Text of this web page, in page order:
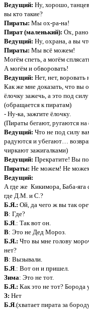
Ведущий: Ну, хорошо,
вы кто такие?
Пираты: Мы ох-ра-на!
Пират (маленький): Ох, рано
Ведущий: Ну, охрана, а вы
Пираты: Мы всё можем!
Могём спеть, а могём
А могём и обворовать!
Ведущий: Нет, нет, воровать
Как же мне доказать, что вы
ёлочку зажечь, а это под
(обращается к пиратам)
- Ну-ка, зажгите ёлочку.
(Пираты бегают, ругаются на
Ведущий: Что не под силу
радуются и убегают…
чиркают зажигалками)
Ведущий: Прекратите! Вы
Пираты: Не можем! Не
Ведущий:
А где же Кикимора, Баба-яга
где Д.М. и С.?
Б.Я.: Ой, да чего ж вы так
В: Где?
Б.Я .: Так вот он.
В: Это не Дед Мороз.
Б.Я.: Что вы мне голову
нет?
В: Вызывали.
Б.Я .: Вот он и пришел.
Зима: Это не тот.
Б.Я.: Как это не тот? Борода
З: Нет
Б.Я .(хватает пирата за